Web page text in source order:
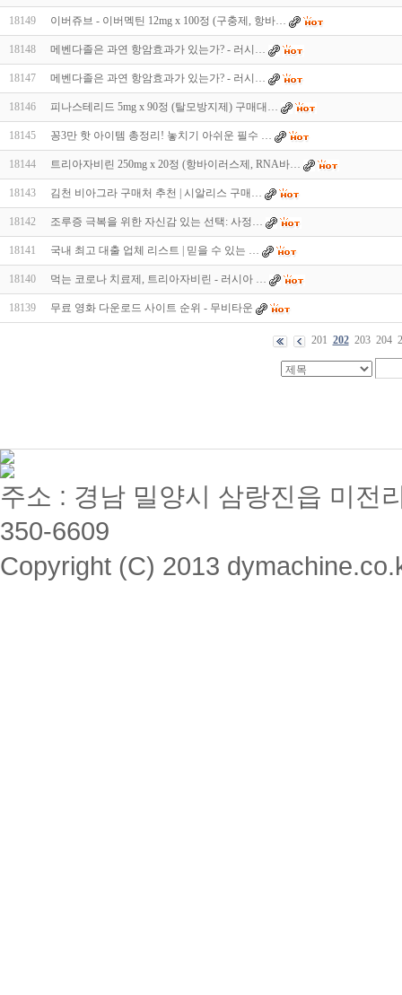
18149 이버쥬브 - 이버멕틴 12mg x 100정 (구충제, 항바…
18148 메벤다졸은 과연 항암효과가 있는가? - 러시…
18147 메벤다졸은 과연 항암효과가 있는가? - 러시…
18146 피나스테리드 5mg x 90정 (탈모방지제) 구매대…
18145 꽁3만 핫 아이템 총정리! 놓치기 아쉬운 필수 …
18144 트리아자비린 250mg x 20정 (항바이러스제, RNA바…
18143 김천 비아그라 구매처 추천 | 시알리스 구매…
18142 조루증 극복을 위한 자신감 있는 선택: 사정…
18141 국내 최고 대출 업체 리스트 | 믿을 수 있는 …
18140 먹는 코로나 치료제, 트리아자비린 - 러시아 …
18139 무료 영화 다운로드 사이트 순위 - 무비타운
201 202 203 204
주소 : 경남 밀양시 삼랑진읍 미전
350-6609
Copyright (C) 2013